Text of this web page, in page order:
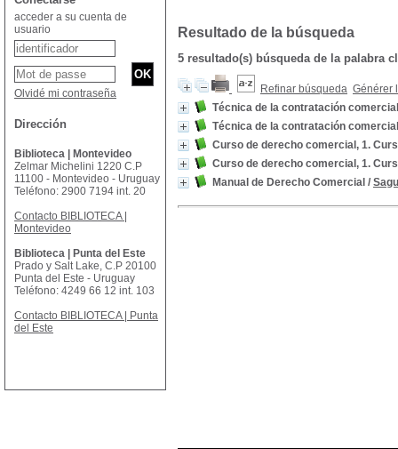
Resultado de la búsqueda
5 resultado(s) búsqueda de la palabra
Refinar búsqueda Générer
Técnica de la contratación
Técnica de la contratación
Curso de derecho comercial, 1.
Curso de derecho comercial, 1.
Manual de Derecho Comercial /
acceder a su cuenta de
usuario
Olvidé mi contraseña
Dirección
Biblioteca | Montevideo
Zelmar Michelini 1220 C.P
11100 - Montevideo - Uruguay
Teléfono: 2900 7194 int. 20
Contacto BIBLIOTECA |
Montevideo
Biblioteca | Punta del Este
Prado y Salt Lake, C.P 20100
Punta del Este - Uruguay
Teléfono: 4249 66 12 int. 103
Contacto BIBLIOTECA | Punta
del Este